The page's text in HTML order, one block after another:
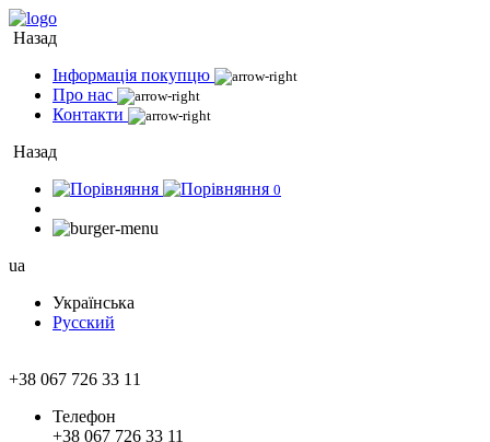
Назад
Інформація покупцю
Про нас
Контакти
Назад
0
ua
Українська
Русский
+38 067 726 33 11
Телефон
+38 067 726 33 11